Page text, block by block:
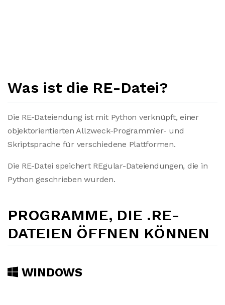
Was ist die RE-Datei?
Die RE-Dateiendung ist mit Python verknüpft, einer
objektorientierten Allzweck-Programmier- und
Skriptsprache für verschiedene Plattformen.
Die RE-Datei speichert REgular-Dateiendungen, die in
Python geschrieben wurden.
PROGRAMME, DIE .RE-
DATEIEN ÖFFNEN KÖNNEN
WINDOWS